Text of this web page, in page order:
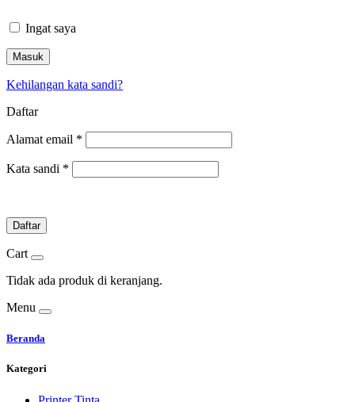
Ingat saya
Masuk
Kehilangan kata sandi?
Daftar
Alamat email *
Kata sandi *
Daftar
Cart
Tidak ada produk di keranjang.
Menu
Beranda
Kategori